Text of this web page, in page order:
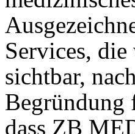
Services,
sichtbar,
Begründung
dass ZB